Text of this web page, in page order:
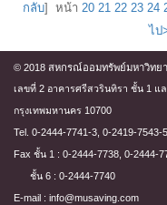
กลับ] หน้า 20 21 22 23 24
ไป
© 2018 สหกรณ์ออมทรัพย์มหาวิทย
เลขที่ 2 อาคารศรีสวรินทิรา ชั้น 1 แ
กรุงเทพมหานคร 10700
Tel. 0-2444-7741-3, 0-2419-7543-
Fax ชั้น 1 : 0-2444-7738, 0-2444-
ชั้น 6 : 0-2444-7740
E-mail : info@musaving.com